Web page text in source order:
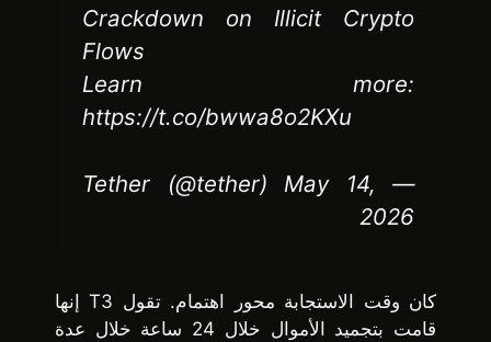
Crackdown on Illicit Crypto
Flows
Learn more:
https://t.co/bwwa8o2KXu
— Tether (@tether) May 14,
2026
كان وقت الاستجابة محور اهتمام. تقول T3 إنها
قامت بتجميد الأموال خلال 24 ساعة خلال عدة